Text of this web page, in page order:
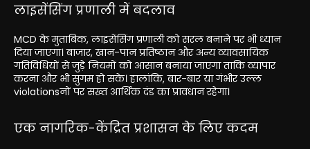
लाइसेंसिंग प्रणाली में बदलाव
MCD के मुताबिक, लाइसेंसिंग प्रणाली को सरल बनाने पर भी ध्यान
दिया जाएगा। बाजार, खान-पान प्रतिष्ठान और अन्य व्यावसायिक
गतिविधियों से जुड़े नियमों को आसान बनाया जाएगा ताकि व्यापार
करना और भी सुगम हो सके। हालांकि, बार-बार या गंभीर उल्ल
violationsनों पर सख्त आर्थिक दंड का प्रावधान रहेगा।
एक नागरिक-केंद्रित प्रशासन के लिए कदम